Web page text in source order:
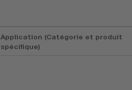
Application (Catégorie et produit
spécifique)